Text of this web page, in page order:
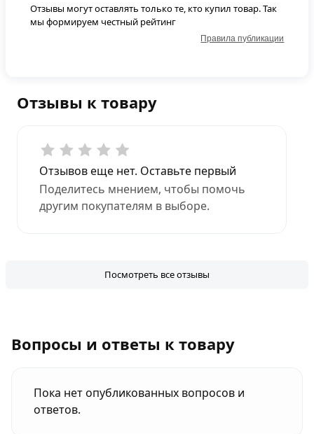
Отзывы к товару
Отзывов еще нет. Оставьте первый
Поделитесь мнением, чтобы помочь
другим покупателям в выборе.
Посмотреть все отзывы
Отзывы могут оставлять только те, кто купил товар. Так
мы формируем честный рейтинг
Правила публикации
Вопросы и ответы к товару
Пока нет опубликованных вопросов и
ответов.